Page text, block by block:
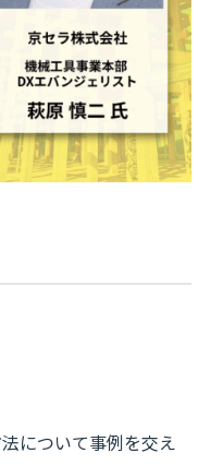
について事例を交え